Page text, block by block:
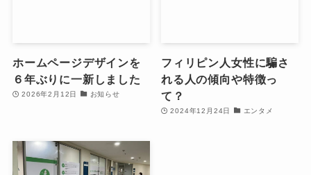
ホームページデザインを
６年ぶりに一新しました
2026年2月12日 お知らせ
フィリピン人女性に騙さ
れる人の傾向や特徴っ
て？
2024年12月24日 エンタメ